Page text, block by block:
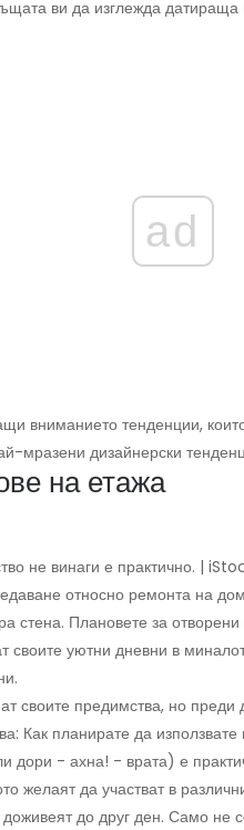
ви да изглежда
ad
вниманието тенденции,
мразени дизайнерски
на етажа
не винаги е практично. |
относно ремонта на
стена. Плановете за
своите уютни дневни в
своите предимства, но
Как планирате да
дори - ахна! - врата) е
желаят да участват в
до друг ден. Само не